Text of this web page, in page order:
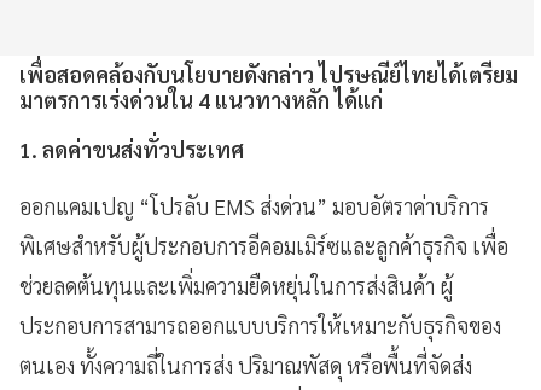
เพื่อสอดคล้องกับนโยบายดังกล่าว ไปรษณีย์ไทยได้เตรียม
มาตรการเร่งด่วนใน 4 แนวทางหลัก ได้แก่
1. ลดค่าขนส่งทั่วประเทศ
ออกแคมเปญ “โปรลับ EMS ส่งด่วน” มอบอัตราค่าบริการ
พิเศษสำหรับผู้ประกอบการอีคอมเมิร์ซและลูกค้าธุรกิจ เพื่อ
ช่วยลดต้นทุนและเพิ่มความยืดหยุ่นในการส่งสินค้า ผู้
ประกอบการสามารถออกแบบบริการให้เหมาะกับธุรกิจของ
ตนเอง ทั้งความถี่ในการส่ง ปริมาณพัสดุ หรือพื้นที่จัดส่ง